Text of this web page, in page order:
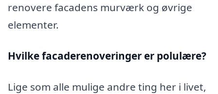
renovere facadens murværk og øvrige
elementer.
Hvilke facaderenoveringer er polulære?
Lige som alle mulige andre ting her i livet,